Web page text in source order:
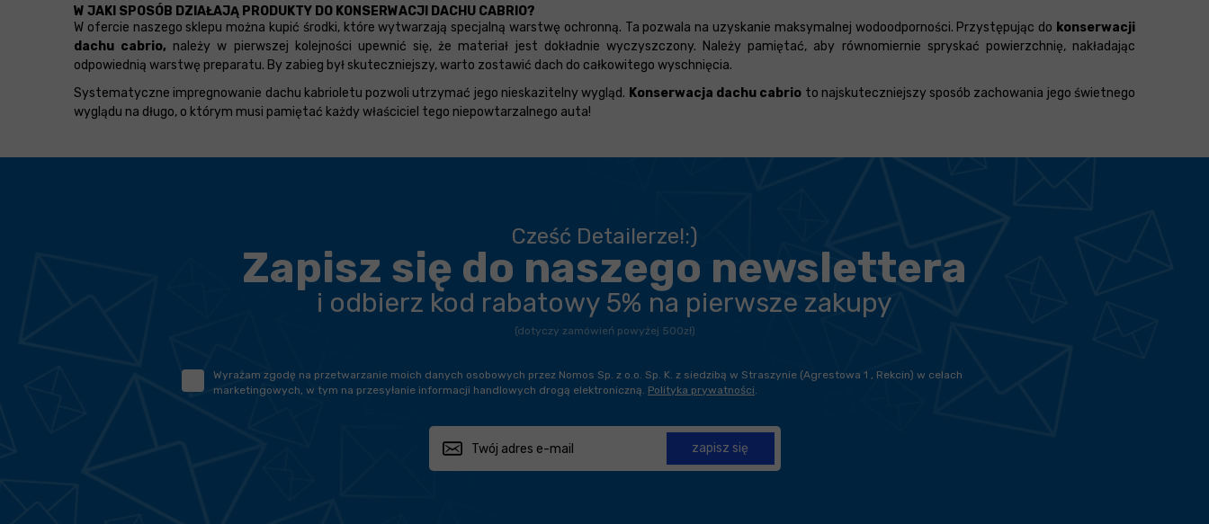
W JAKI SPOSÓB DZIAŁAJĄ PRODUKTY DO KONSERWACJI DACHU CABRIO?
W ofercie naszego sklepu można kupić środki, które wytwarzają specjalną warstwę ochronną. Ta pozwala na uzyskanie maksymalnej wodoodporności. Przystępując do konserwacji
dachu cabrio, należy w pierwszej kolejności upewnić się, że materiał jest dokładnie wyczyszczony. Należy pamiętać, aby równomiernie spryskać powierzchnię, nakładając
odpowiednią warstwę preparatu. By zabieg był skuteczniejszy, warto zostawić dach do całkowitego wyschnięcia.
Systematyczne impregnowanie dachu kabrioletu pozwoli utrzymać jego nieskazitelny wygląd. Konserwacja dachu cabrio to najskuteczniejszy sposób zachowania jego świetnego
wyglądu na długo, o którym musi pamiętać każdy właściciel tego niepowtarzalnego auta!
Cześć Detailerze!:)
Zapisz się do naszego newslettera
i odbierz kod rabatowy 5% na pierwsze zakupy
(dotyczy zamówień powyżej 500zł)
Wyrażam zgodę na przetwarzanie moich danych osobowych przez Nomos Sp. z o.o. Sp. K. z siedzibą w Straszynie (Agrestowa 1 , Rekcin) w celach
marketingowych, w tym na przesyłanie informacji handlowych drogą elektroniczną. Polityka prywatności.
zapisz się